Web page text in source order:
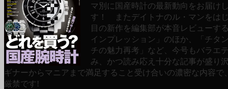
マ別に国産時計の最新動向をお届け
す！ またデイトナのル・マンをは
目の新作を編集部が本音レビューす
インプレッション」のほか、「チタ
チの魅力再考」など、今号もバラエ
み、かつ読み応え十分な記事が盛り
ギナーからマニアまで満足すること受け合いの濃密な内容で
厳禁です!